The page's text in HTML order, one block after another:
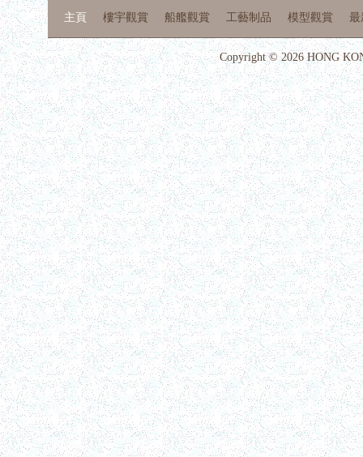
主頁 樓宇觀賞 船艦觀賞 工藝制品 模型觀賞 最
Copyright © 2026 HONG